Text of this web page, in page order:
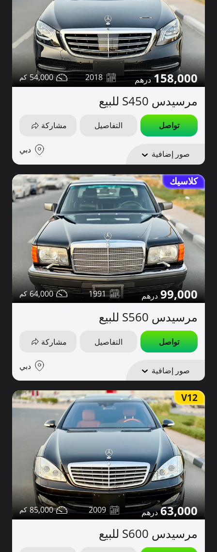
158,000
2018
54,000
مرسيدس S450 للبيع
تواصل التفاصيل مشاركة
صور إضافية دبي
كلاسيك
99,000
1991
64,000
مرسيدس S560 للبيع
تواصل التفاصيل مشاركة
صور إضافية دبي
V12
63,000
2009
85,000
مرسيدس S600 للبيع